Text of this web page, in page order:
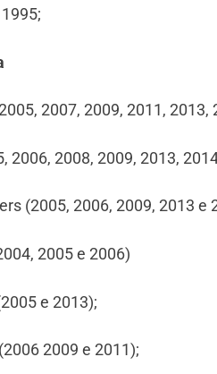
2007, 2009, 2011, 2013,
2006, 2008, 2009, 2013,
(2005, 2006, 2009, 2013 e
2005 e 2006)
e 2013);
2009 e 2011);